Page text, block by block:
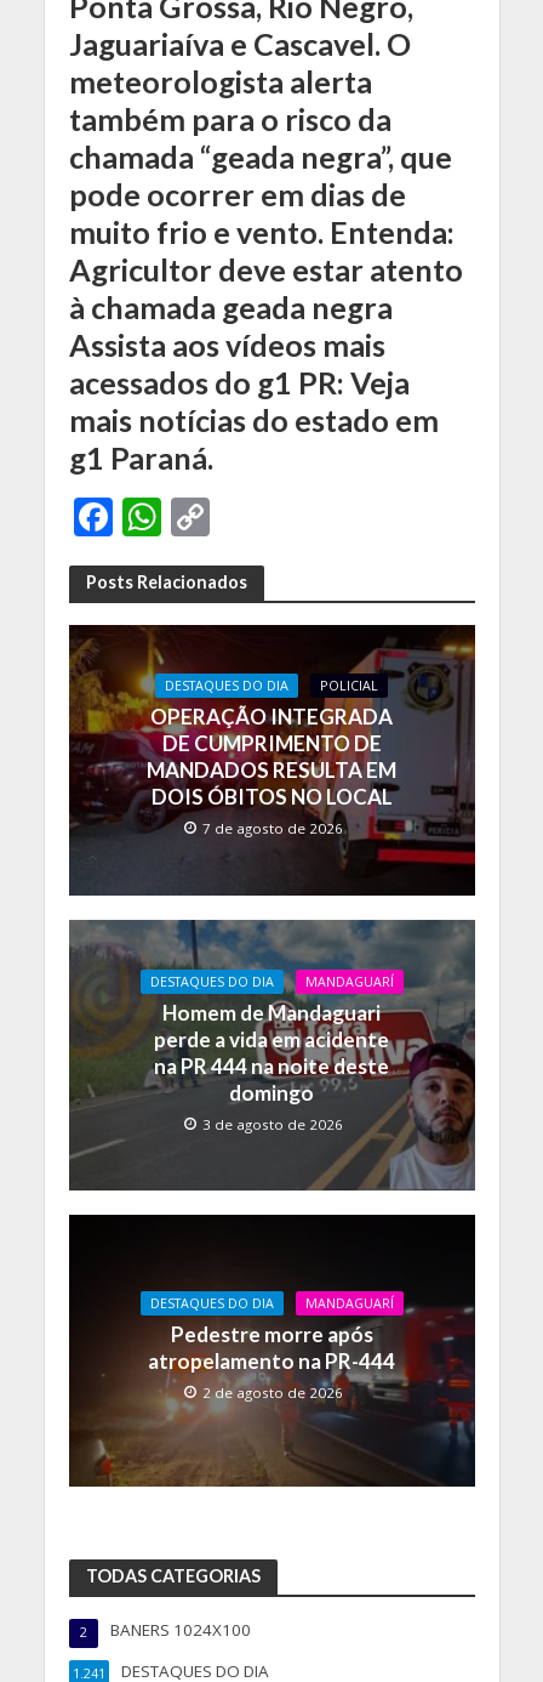
Jaguariaíva e Cascavel. O
meteorologista alerta
também para o risco da
chamada “geada negra”, que
pode ocorrer em dias de
muito frio e vento. Entenda:
Agricultor deve estar atento
à chamada geada negra
Assista aos vídeos mais
acessados do g1 PR: Veja
mais notícias do estado em
g1 Paraná.
F
ac
e
b
o
o
k
W
h
at
s
A
p
p
C
o
p
y
Li
n
k
Posts Relacionados
DESTAQUES DO DIA POLICIAL
OPERAÇÃO INTEGRADA
DE CUMPRIMENTO DE
MANDADOS RESULTA EM
DOIS ÓBITOS NO LOCAL
7 de agosto de 2026
DESTAQUES DO DIA MANDAGUARÍ
Homem de Mandaguari
perde a vida em acidente
na PR 444 na noite deste
domingo
3 de agosto de 2026
DESTAQUES DO DIA MANDAGUARÍ
Pedestre morre após
atropelamento na PR-444
2 de agosto de 2026
TODAS CATEGORIAS
BANERS 1024X100
2
DESTAQUES DO DIA
1.241